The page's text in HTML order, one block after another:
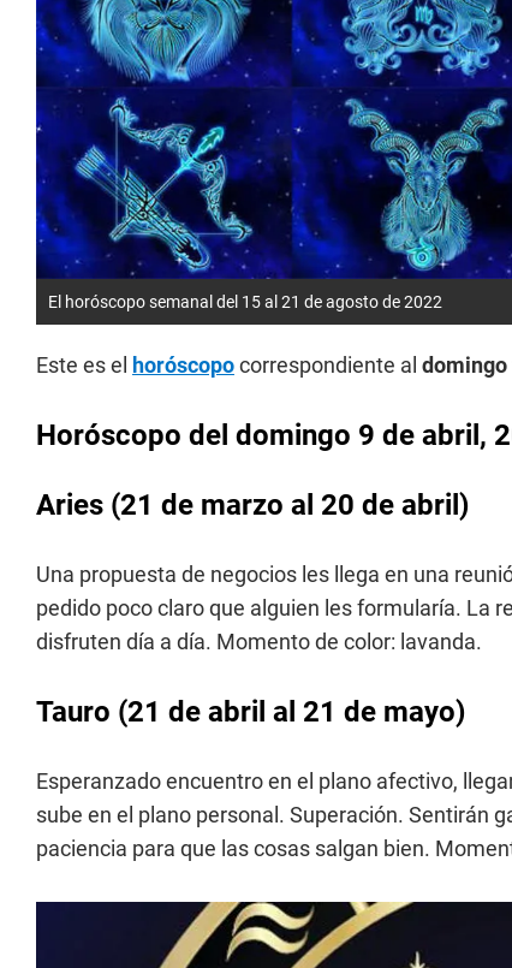
El horóscopo semanal del 15 al 21 de agosto de 2022
Este es el horóscopocorrespondiente al domingo
Horóscopo del domingo 9 de abril,
Aries (21 de marzo al 20 de abril)
Una propuesta de negocios les llega en una
pedido poco claro que alguien les formularía. La
disfruten día a día. Momento de color: lavanda.
Tauro (21 de abril al 21 de mayo)
Esperanzado encuentro en el plano afectivo,
sube en el plano personal. Superación. Sentirán
paciencia para que las cosas salgan bien.